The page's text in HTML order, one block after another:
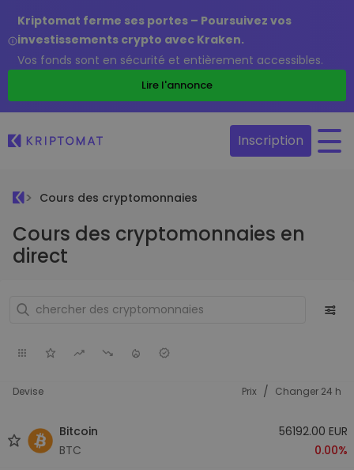
Kriptomat ferme ses portes – Poursuivez vos
investissements crypto avec Kraken.
Vos fonds sont en sécurité et entièrement accessibles.
Lire l'annonce
Inscription
Cours des cryptomonnaies
Cours des cryptomonnaies en
direct
Devise Prix / Changer 24 h
Bitcoin
BTC
56192.00 EUR
0.00%